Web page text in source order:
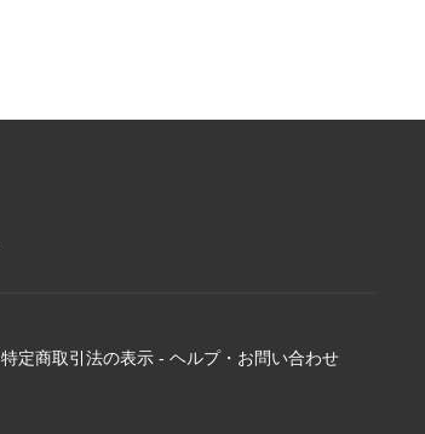
特定商取引法の表示 - ヘルプ・お問い合わせ